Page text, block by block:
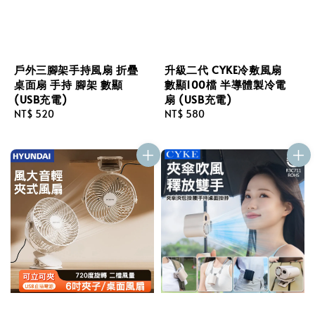
戶外三腳架手持風扇 折疊
桌面扇 手持 腳架 數顯
(USB充電)
Regular
NT$ 520
升級二代 CYKE冷敷風扇
數顯100檔 半導體製冷電
扇 (USB充電)
Regular
NT$ 580